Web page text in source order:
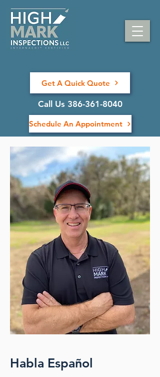
Get A Quick Quote
Call Us 386-361-8040
Schedule An Appointment
Habla Español